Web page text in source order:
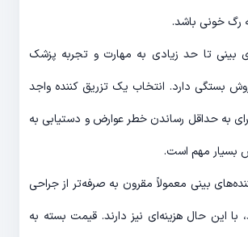
رگ خونی باشد.
بینی تا حد زیادی به مهارت و تجربه پزشک
بستگی دارد. انتخاب یک تزریق کننده واجد
به حداقل رساندن خطر عوارض و دستیابی به
بسیار مهم است.
بینی معمولاً مقرون به صرفه‌تر از جراحی
با این حال هزینه‌ای نیز دارند. قیمت بسته به